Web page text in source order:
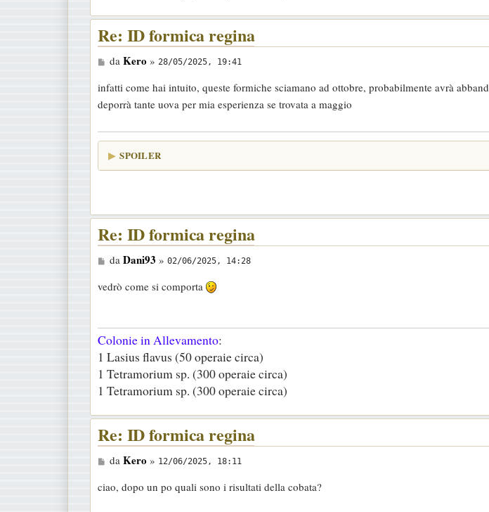
Re: ID formica regina
M
s
s
g
g
da Kero » 28/05/2025, 19:41
infatti come hai intuito, queste formiche sciamano ad ottobre, probabilmente avrà
deporrà tante uova per mia esperienza se trovata a maggio
SPOILER
Re: ID formica regina
M
s
a
g
g
i
o
da Dani93 » 02/06/2025, 14:28
vedrò come si comporta
Colonie in Allevamento:
1 Lasius flavus (50 operaie circa)
1 Tetramorium sp. (300 operaie circa)
1 Tetramorium sp. (300 operaie circa)
Re: ID formica regina
M
s
da Kero » 12/06/2025, 18:11
ciao, dopo un po quali sono i risultati della cobata?